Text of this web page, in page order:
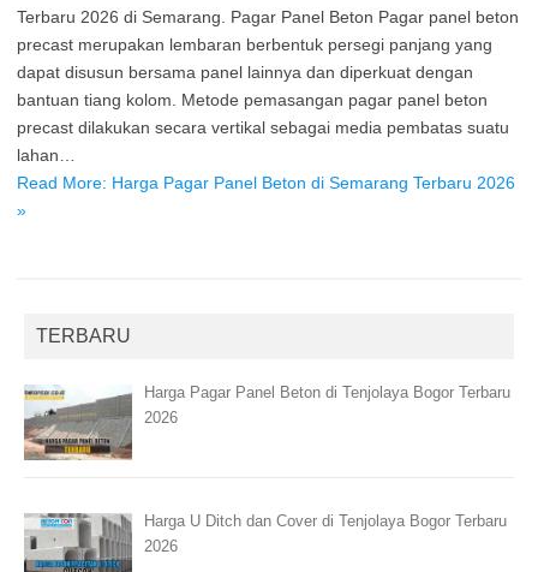
Terbaru 2026 di Semarang. Pagar Panel Beton Pagar panel beton
precast merupakan lembaran berbentuk persegi panjang yang
dapat disusun bersama panel lainnya dan diperkuat dengan
bantuan tiang kolom. Metode pemasangan pagar panel beton
precast dilakukan secara vertikal sebagai media pembatas suatu
lahan…
Read More: Harga Pagar Panel Beton di Semarang Terbaru 2026
»
TERBARU
Harga Pagar Panel Beton di Tenjolaya Bogor Terbaru
2026
Harga U Ditch dan Cover di Tenjolaya Bogor Terbaru
2026